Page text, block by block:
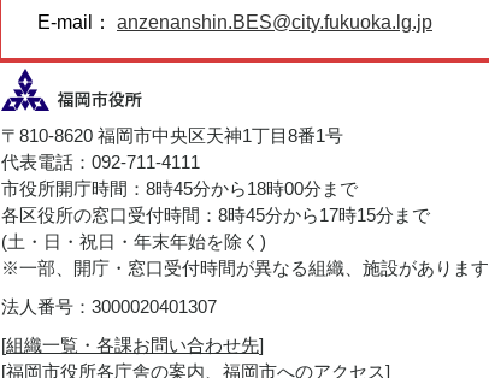
E-mail： anzenanshin.BES@city.fukuoka.lg.jp
〒810-8620 福岡市中央区天神1丁目8番1号
代表電話：092-711-4111
市役所開庁時間：8時45分から18時00分まで
各区役所の窓口受付時間：8時45分から17時15分まで
(土・日・祝日・年末年始を除く)
※一部、開庁・窓口受付時間が異なる組織、施設があります
法人番号：3000020401307
[組織一覧・各課お問い合わせ先]
[福岡市役所各庁舎の案内、福岡市へのアクセス]